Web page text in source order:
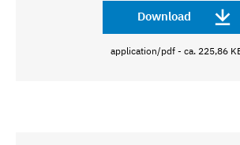
Download
application/pdf - ca. 225,86